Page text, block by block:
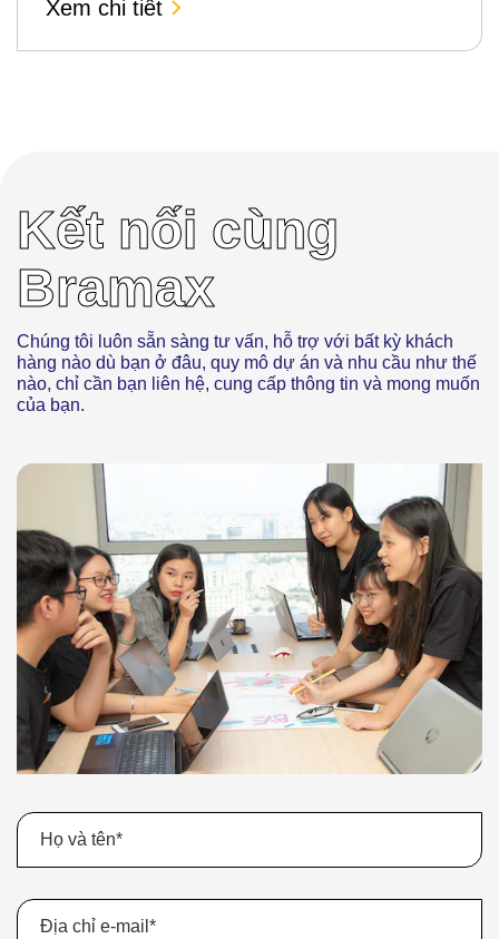
công nghệ, kèm theo thay đổi trong hành vi
người tiêu dùng và nhu cầu cá nhân hóa, đã
Xem chi tiết
Kết nối cùng
Bramax
Chúng tôi luôn sẵn sàng tư vấn, hỗ trợ với bất kỳ khách
hàng nào dù bạn ở đâu, quy mô dự án và nhu cầu như thế
nào, chỉ cần bạn liên hệ, cung cấp thông tin và mong muốn
của bạn.